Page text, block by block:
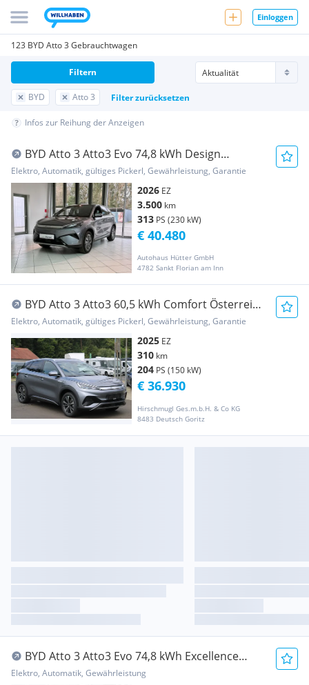
Einloggen
123 BYD Atto 3 Gebrauchtwagen
BYD Atto 3 Filter zurücksetzen
Filtern
Infos zur Reihung der Anzeigen
BYD Atto 3 Atto3 Evo 74,8 kWh Design
Österreich Paket RWD
Elektro, Automatik, gültiges Pickerl, Gewährleistung, Garantie
2026 EZ
3.500 km
313 PS (230 kW)
Autohaus Hütter GmbH
4782 Sankt Florian am Inn
€ 40.480
BYD Atto 3 Atto3 60,5 kWh Comfort Österreich
Paket
Elektro, Automatik, gültiges Pickerl, Gewährleistung, Garantie
2025 EZ
310 km
204 PS (150 kW)
Hirschmugl Ges.m.b.H. & Co KG
8483 Deutsch Goritz
€ 36.930
BYD Atto 3 Atto3 Evo 74,8 kWh Excellence
Österreich Paket AWD
Elektro, Automatik, Gewährleistung